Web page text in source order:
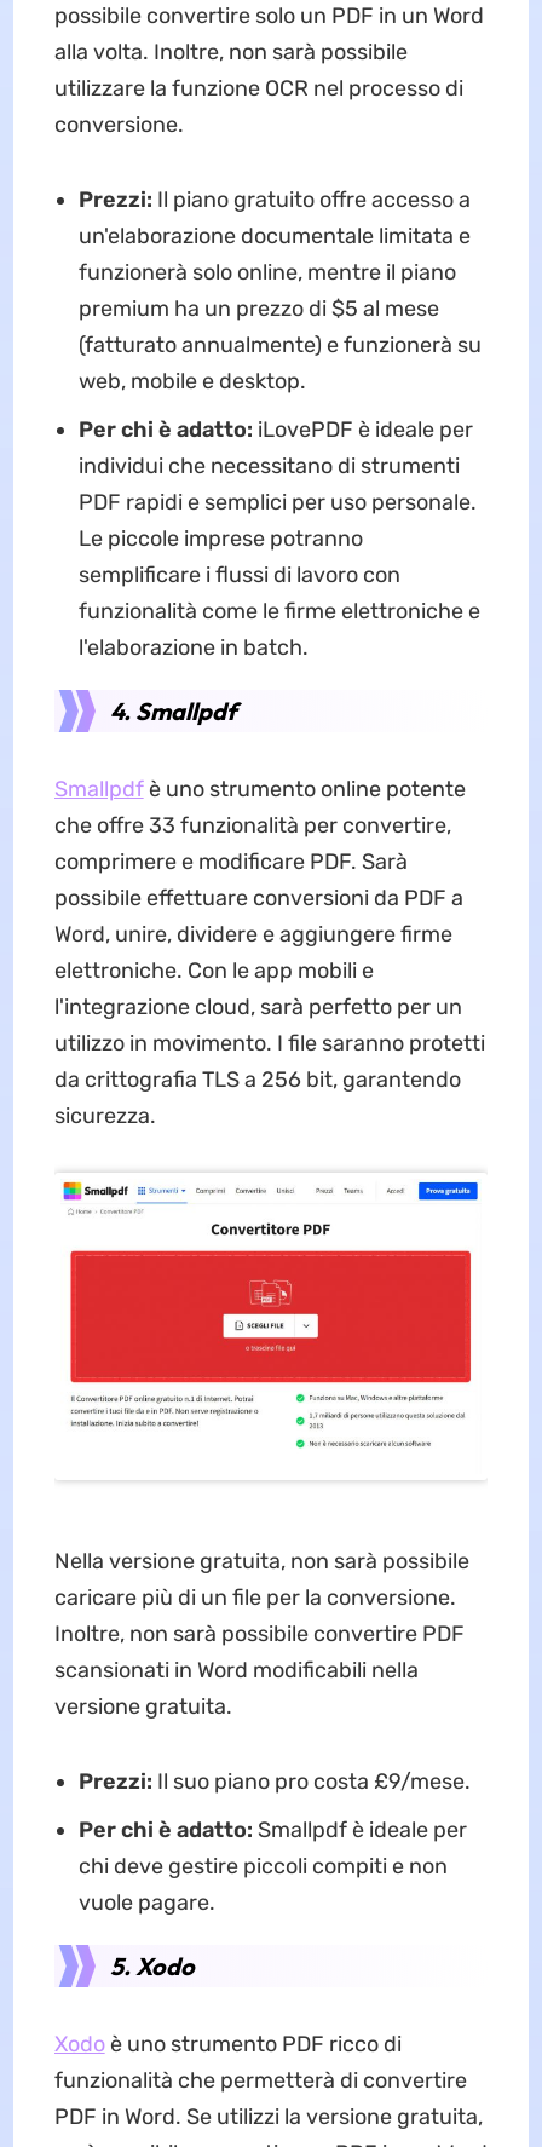
possibile convertire solo un PDF in un Word
alla volta. Inoltre, non sarà possibile
utilizzare la funzione OCR nel processo di
conversione.
Prezzi: Il piano gratuito offre accesso a
un'elaborazione documentale limitata e
funzionerà solo online, mentre il piano
premium ha un prezzo di $5 al mese
(fatturato annualmente) e funzionerà su
web, mobile e desktop.
Per chi è adatto: iLovePDF è ideale per
individui che necessitano di strumenti
PDF rapidi e semplici per uso personale.
Le piccole imprese potranno
semplificare i flussi di lavoro con
funzionalità come le firme elettroniche e
l'elaborazione in batch.
4. Smallpdf
Smallpdfè uno strumento online potente
che offre 33 funzionalità per convertire,
comprimere e modificare PDF. Sarà
possibile effettuare conversioni da PDF a
Word, unire, dividere e aggiungere firme
elettroniche. Con le app mobili e
l'integrazione cloud, sarà perfetto per un
utilizzo in movimento. I file saranno protetti
da crittografia TLS a 256 bit, garantendo
sicurezza.
Nella versione gratuita, non sarà possibile
caricare più di un file per la conversione.
Inoltre, non sarà possibile convertire PDF
scansionati in Word modificabili nella
versione gratuita.
Prezzi: Il suo piano pro costa £9/mese.
Per chi è adatto: Smallpdf è ideale per
chi deve gestire piccoli compiti e non
vuole pagare.
5. Xodo
Xodoè uno strumento PDF ricco di
funzionalità che permetterà di convertire
PDF in Word. Se utilizzi la versione gratuita,